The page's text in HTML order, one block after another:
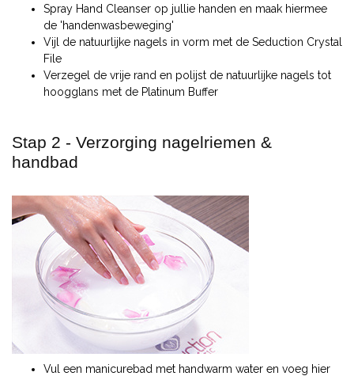
Spray Hand Cleanser op jullie handen en maak hiermee
de 'handenwasbeweging'
Vijl de natuurlijke nagels in vorm met de Seduction Crystal
File
Verzegel de vrije rand en polijst de natuurlijke nagels tot
hoogglans met de Platinum Buffer
Stap 2 - Verzorging nagelriemen &
handbad
Vul een manicurebad met handwarm water en voeg hier